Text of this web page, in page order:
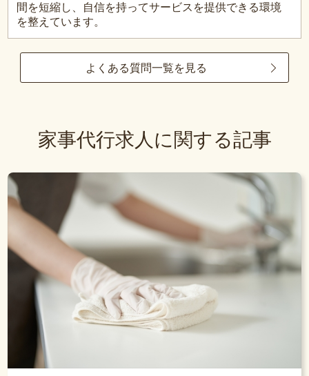
間を短縮し、自信を持ってサービスを提供できる環境
を整えています。
よくある質問一覧を見る
家事代行求人に関する記事